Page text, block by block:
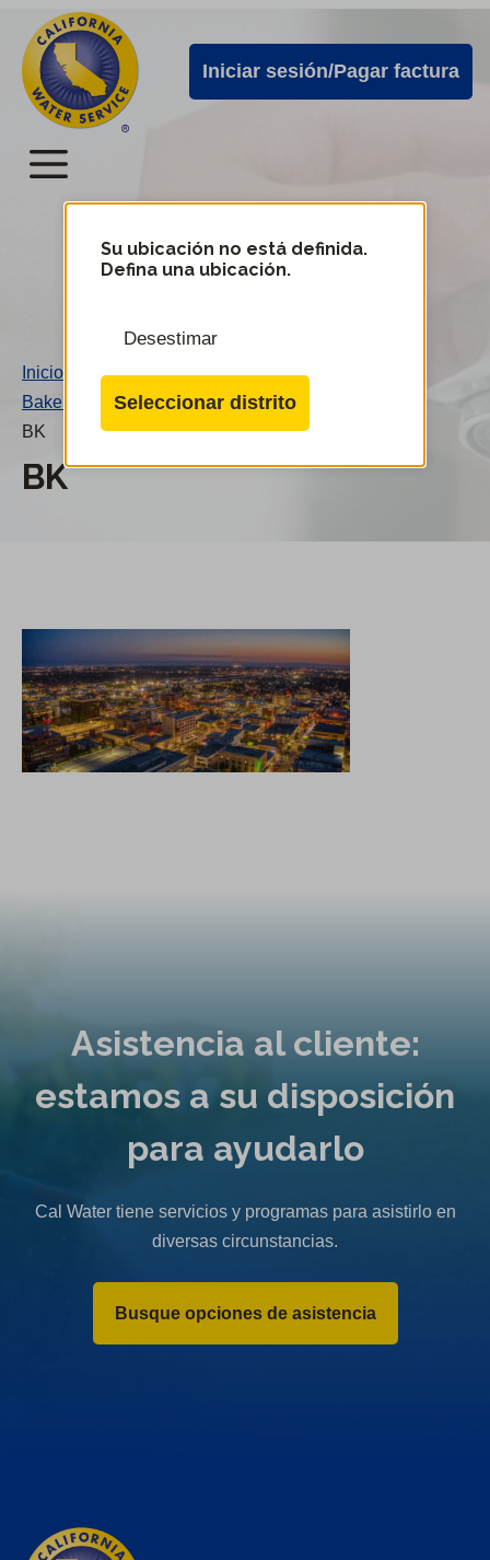
directamente
contenido
principal
Alertas
de
Cal
Water
Iniciar sesión/Pagar factura
Menú
Menú
servicio
de
Cal
Water
Su ubicación no está definida.
Defina una ubicación.
Desestimar
Seleccionar distrito
Inicio
Bakersfield District /
BK
BK
Asistencia al cliente:
estamos a su disposición
para ayudarlo
Cal Water tiene servicios y programas para asistirlo en
diversas circunstancias.
Busque opciones de asistencia